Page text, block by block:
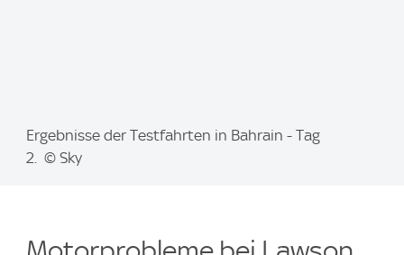
m
Ergebnisse der Testfahrten in Bahrain - Tag
2. © Sky